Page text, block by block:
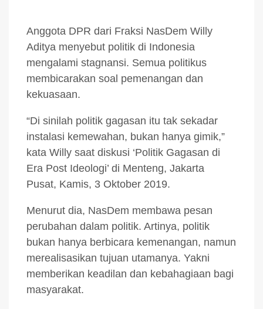
Anggota DPR dari Fraksi NasDem Willy
Aditya menyebut politik di Indonesia
mengalami stagnansi. Semua politikus
membicarakan soal pemenangan dan
kekuasaan.
“Di sinilah politik gagasan itu tak sekadar
instalasi kemewahan, bukan hanya gimik,”
kata Willy saat diskusi ‘Politik Gagasan di
Era Post Ideologi’ di Menteng, Jakarta
Pusat, Kamis, 3 Oktober 2019.
Menurut dia, NasDem membawa pesan
perubahan dalam politik. Artinya, politik
bukan hanya berbicara kemenangan, namun
merealisasikan tujuan utamanya. Yakni
memberikan keadilan dan kebahagiaan bagi
masyarakat.